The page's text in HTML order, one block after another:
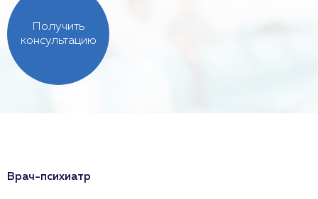
Получить
консультацию
Врач-психиатр